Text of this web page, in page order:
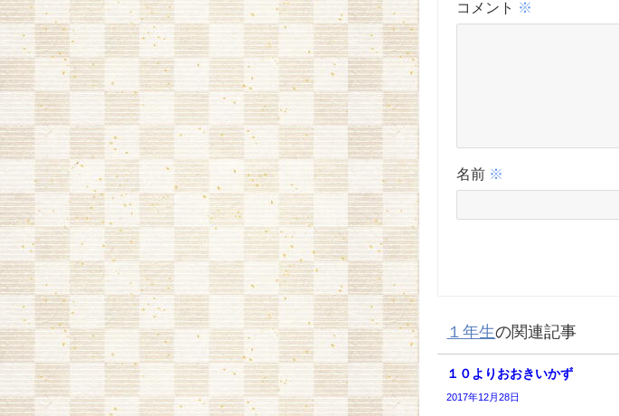
コメント ※
名前 ※
１年生の関連記事
１０よりおおきいかず
2017年12月28日